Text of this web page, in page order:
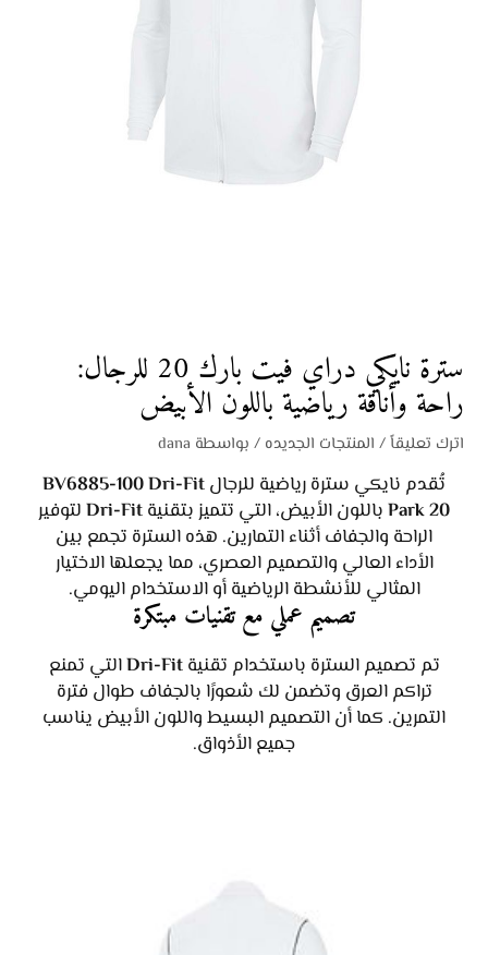
سترة نايكي دراي فيت بارك 20 للرجال:
راحة وأناقة رياضية باللون الأبيض
اترك تعليقاً/ المنتجات الجديده / بواسطة dana
تُقدم نايكي سترة رياضية للرجالBV6885-100 Dri-Fit
Park 20باللون الأبيض، التي تتميز بتقنيةDri-Fitلتوفير
الراحة والجفاف أثناء التمارين. هذه السترة تجمع بين
الأداء العالي والتصميم العصري، مما يجعلها الاختيار
المثالي للأنشطة الرياضية أو الاستخدام اليومي.
تصميم عملي مع تقنيات مبتكرة
تم تصميم السترة باستخدام تقنيةDri-Fitالتي تمنع
تراكم العرق وتضمن لك شعورًا بالجفاف طوال فترة
التمرين. كما أن التصميم البسيط واللون الأبيض يناسب
جميع الأذواق.